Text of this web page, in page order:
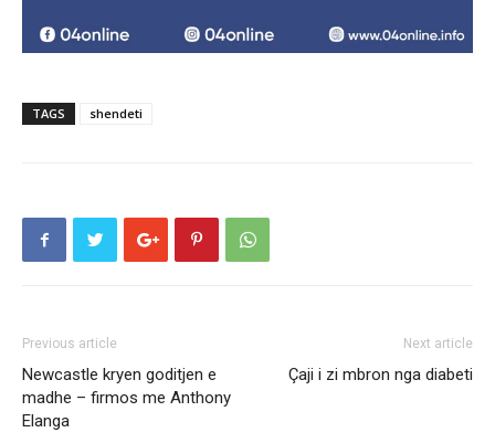
TAGS shendeti
Previous article
Newcastle kryen goditjen e
madhe – firmos me Anthony
Elanga
Next article
Çaji i zi mbron nga diabeti